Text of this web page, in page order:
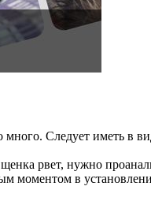
Следует иметь в
рвет, нужно
моментом в